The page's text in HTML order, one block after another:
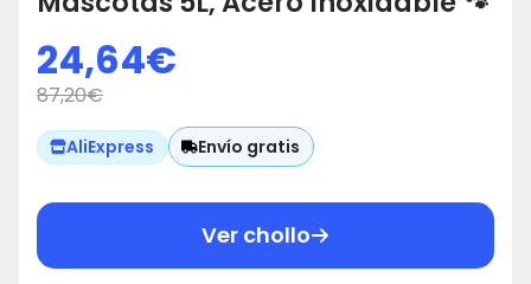
24,64€
87,20€
AliExpress Envío gratis
Ver chollo